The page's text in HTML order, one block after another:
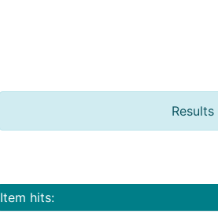
Item hits: